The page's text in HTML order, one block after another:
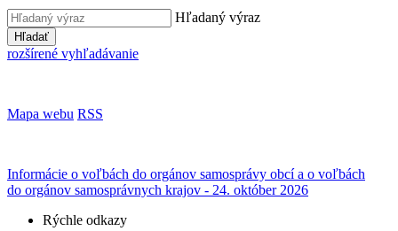
Hľadaný výraz
Hľadať
rozšírené vyhľadávanie
Mapa webu RSS
Informácie o voľbách do orgánov samosprávy obcí a o voľbách
do orgánov samosprávnych krajov - 24. október 2026
Rýchle odkazy